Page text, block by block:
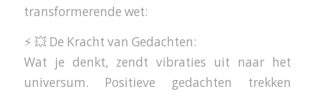
transformerende wet:
⚡ 💥 De Kracht van Gedachten:
Wat je denkt, zendt vibraties uit naar het
universum. Positieve gedachten trekken